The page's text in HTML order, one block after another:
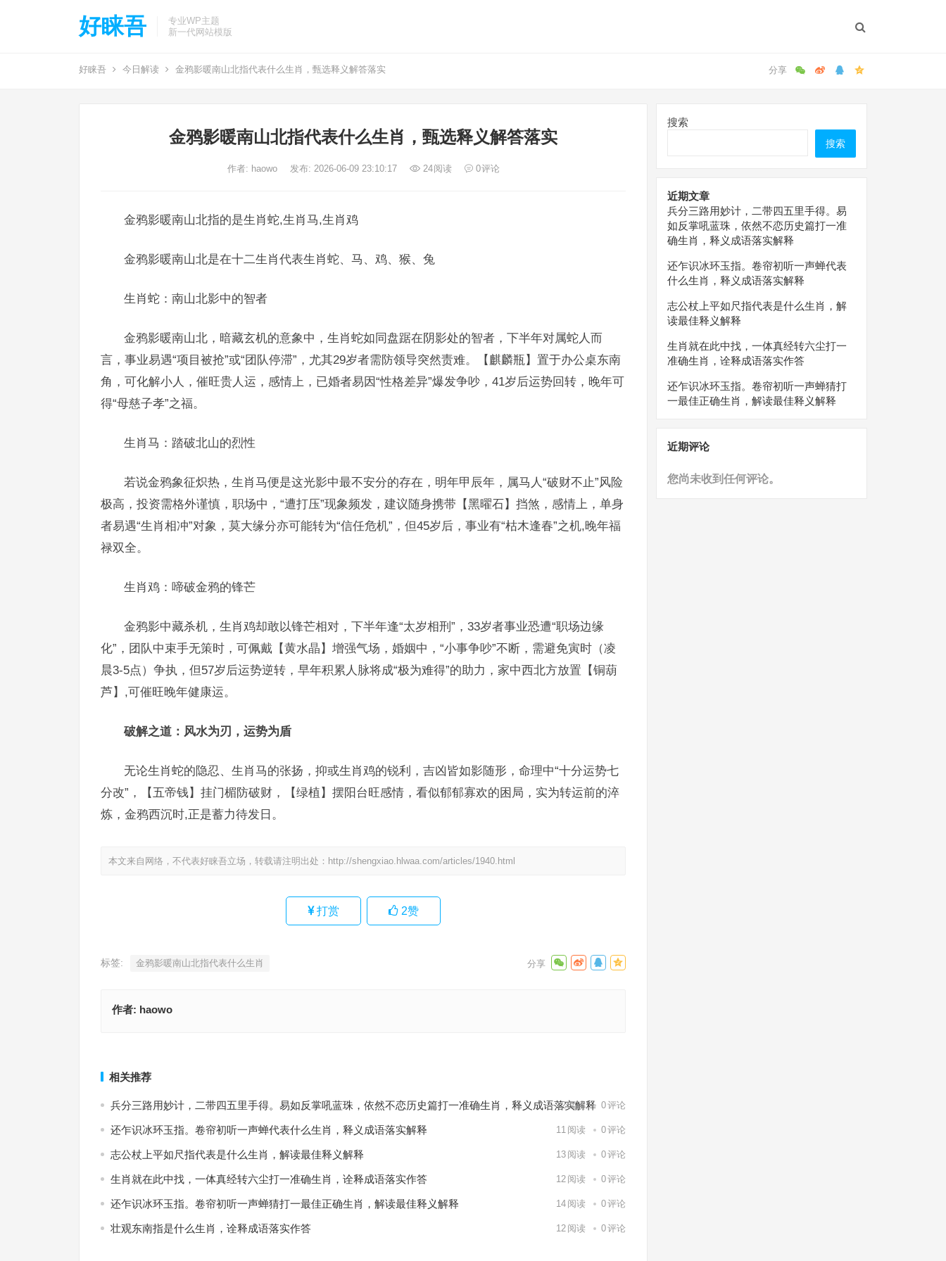
好睐吾
专业WP主题
新一代网站模版
好睐吾 今日解读 金鸦影暖南山北指代表什么生肖，甄选释义解答落实
金鸦影暖南山北指代表什么生肖，甄选释义解答落实
作者: haowo 发布: 2026-06-09 23:10:17 24阅读 0评论
金鸦影暖南山北指的是生肖蛇,生肖马,生肖鸡
金鸦影暖南山北是在十二生肖代表生肖蛇、马、鸡、猴、兔
生肖蛇：南山北影中的智者
金鸦影暖南山北，暗藏玄机的意象中，生肖蛇如同盘踞在阴影处的智者，下半年对属蛇人而
言，事业易遇“项目被抢”或“团队停滞”，尤其29岁者需防领导突然责难。【麒麟瓶】置于办公桌东南
角，可化解小人，催旺贵人运，感情上，已婚者易因“性格差异”爆发争吵，41岁后运势回转，晚年可
得“母慈子孝”之福。
生肖马：踏破北山的烈性
若说金鸦象征炽热，生肖马便是这光影中最不安分的存在，明年甲辰年，属马人“破财不止”风险
极高，投资需格外谨慎，职场中，“遭打压”现象频发，建议随身携带【黑曜石】挡煞，感情上，单身
者易遇“生肖相冲”对象，莫大缘分亦可能转为“信任危机”，但45岁后，事业有“枯木逢春”之机,晚年福
禄双全。
生肖鸡：啼破金鸦的锋芒
金鸦影中藏杀机，生肖鸡却敢以锋芒相对，下半年逢“太岁相刑”，33岁者事业恐遭“职场边缘
化”，团队中束手无策时，可佩戴【黄水晶】增强气场，婚姻中，“小事争吵”不断，需避免寅时（凌
晨3-5点）争执，但57岁后运势逆转，早年积累人脉将成“极为难得”的助力，家中西北方放置【铜葫
芦】,可催旺晚年健康运。
破解之道：风水为刃，运势为盾
无论生肖蛇的隐忍、生肖马的张扬，抑或生肖鸡的锐利，吉凶皆如影随形，命理中“十分运势七
分改”，【五帝钱】挂门楣防破财，【绿植】摆阳台旺感情，看似郁郁寡欢的困局，实为转运前的淬
炼，金鸦西沉时,正是蓄力待发日。
本文来自网络，不代表好睐吾立场，转载请注明出处： http://shengxiao.hlwaa.com/articles/1940.html
打赏 2赞
标签: 金鸦影暖南山北指代表什么生肖
作者: haowo
相关推荐
兵分三路用妙计，二带四五里手得。易如反掌吼蓝珠，依然不恋历史篇打一准确生肖，释义成语落实解释
12阅读 0评论
还乍识冰环玉指。卷帘初听一声蝉代表什么生肖，释义成语落实解释 11 阅读 0评论
志公杖上平如尺指代表是什么生肖，解读最佳释义解释 13 阅读 0评论
生肖就在此中找，一体真经转六尘打一准确生肖，诠释成语落实作答 12 阅读 0评论
还乍识冰环玉指。卷帘初听一声蝉猜打一最佳正确生肖，解读最佳释义解释 14 阅读 0评论
壮观东南指是什么生肖，诠释成语落实作答 12 阅读 0评论
搜索
搜索
近期文章
兵分三路用妙计，二带四五里手得。易
如反掌吼蓝珠，依然不恋历史篇打一准
确生肖，释义成语落实解释
还乍识冰环玉指。卷帘初听一声蝉代表
什么生肖，释义成语落实解释
志公杖上平如尺指代表是什么生肖，解
读最佳释义解释
生肖就在此中找，一体真经转六尘打一
准确生肖，诠释成语落实作答
还乍识冰环玉指。卷帘初听一声蝉猜打
一最佳正确生肖，解读最佳释义解释
近期评论
您尚未收到任何评论。